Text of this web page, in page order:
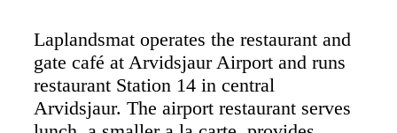
Laplandsmat operates the restaurant and
gate café at Arvidsjaur Airport and runs
restaurant Station 14 in central
Arvidsjaur. The airport restaurant serves